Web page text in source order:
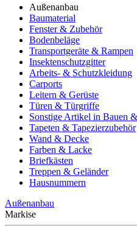
Außenanbau
Baumaterial
Fenster & Zubehör
Bodenbeläge
Transportgeräte & Rampen
Insektenschutzgitter
Arbeits- & Schutzkleidung
Carports
Leitern & Gerüste
Türen & Türgriffe
Sonstige Artikel in Bauen
Tapeten & Tapezierzubehör
Wand & Decke
Farben & Lacke
Briefkästen
Treppen & Geländer
Hausnummern
Außenanbau
Markise